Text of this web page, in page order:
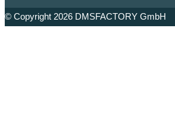
© Copyright 2026 DMSFACTORY GmbH